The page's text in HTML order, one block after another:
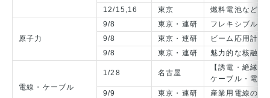
12/15,16
東京 燃料電池など新
原子力
9/8 東京・連研
フレキシブル保
9/8
東京・連研
ビーム応用計測
9/8
東京・連研 魅力的な核融合
電線・ケーブル
1/28 名古屋
【誘電・絶縁
ケーブル・電気
9/9
東京・連研
産業用電線の技